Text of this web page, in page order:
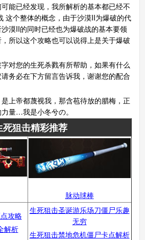
已经发现，我所解析的基本都已经不
这个整体的概念，由于沙漠II为爆破的代
漠II的同时已经也为爆破战的基本要领
所以这个攻略也可以说得上是关于爆破
您的生死杀戮有所帮助，如果有什么
务必在下方留言告诉我，谢谢您的配合
帝都蔑视我，那含苞待放的腊梅，正
量…我是小冬兮の。
死狙击精彩推荐
脉动球棒
攻略
解析
生死狙击圣诞游乐场刀僵尸乐趣
无穷
生死狙击禁地危机僵尸卡点解析